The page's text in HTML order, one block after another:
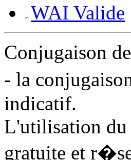
WAI Valide
Conjugaison
- la
indicatif.
L'utilisation du
gratuite et